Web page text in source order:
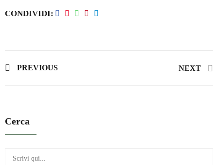
CONDIVIDI
PREVIOUS NEXT
Cerca